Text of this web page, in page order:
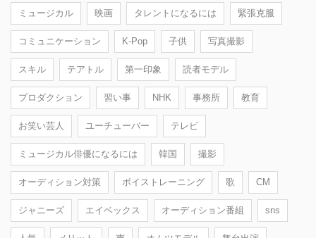
ミュージカル 映画 タレントになるには 緊張克服
コミュニケーション K-Pop 子供 写真撮影
スキル テアトル 第一印象 読者モデル
プロダクション 習い事 NHK 事務所 教育
お笑い芸人 ユーチューバー テレビ
ミュージカル俳優になるには 韓国 撮影
オーディション対策 ボイストレーニング 歌 CM
ジャニーズ エイベックス オーディション番組 sns